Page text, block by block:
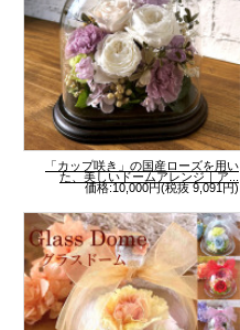
「カップ咲き」の国産ローズを用い
た、美しいドームアレンジ｜ア...
価格:10,000円(税抜 9,091円)